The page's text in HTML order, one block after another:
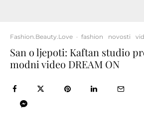
Fashion.Beauty.Love · fashion novosti
San o ljepoti: Kaftan studio
modni video DREAM ON